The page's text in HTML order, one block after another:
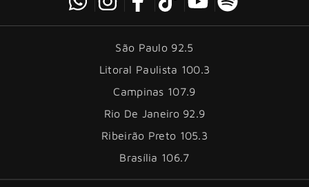
São Paulo 92.5
Litoral Paulista 100.3
Campinas 107.9
Rio De Janeiro 92.9
Ribeirão Preto 105.3
Brasília 106.7